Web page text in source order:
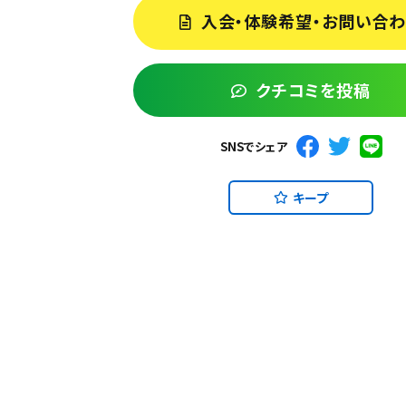
入会・体験希望・お問い合
クチコミを投稿
SNSでシェア
キープ